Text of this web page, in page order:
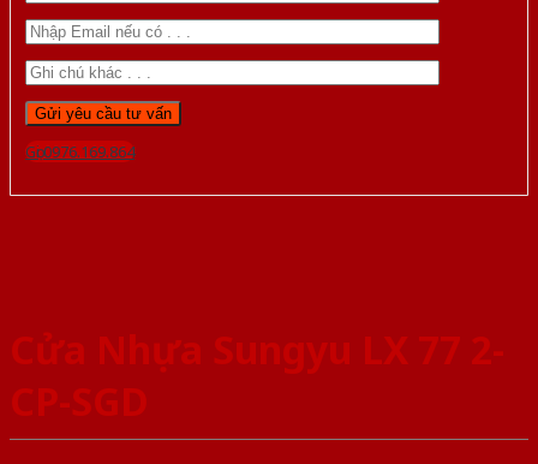
Gọi 0976.169.864
Cửa Nhựa Sungyu LX 77 2-
CP-SGD